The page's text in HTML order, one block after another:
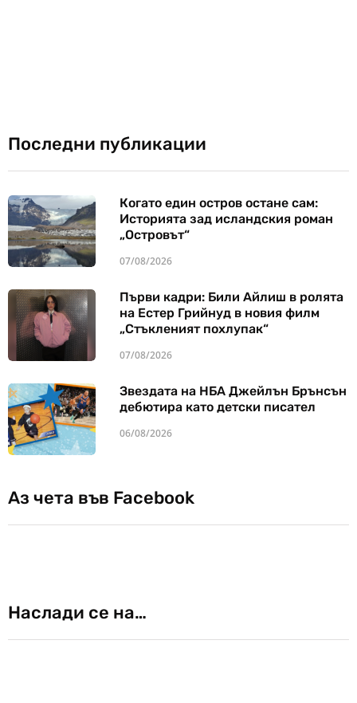
Последни публикации
Когато един остров остане сам:
Историята зад исландския роман
„Островът“
07/08/2026
Първи кадри: Били Айлиш в ролята
на Естер Грийнуд в новия филм
„Стъкленият похлупак“
07/08/2026
Звездата на НБА Джейлън Брънсън
дебютира като детски писател
06/08/2026
Аз чета във Facebook
Наслади се на…